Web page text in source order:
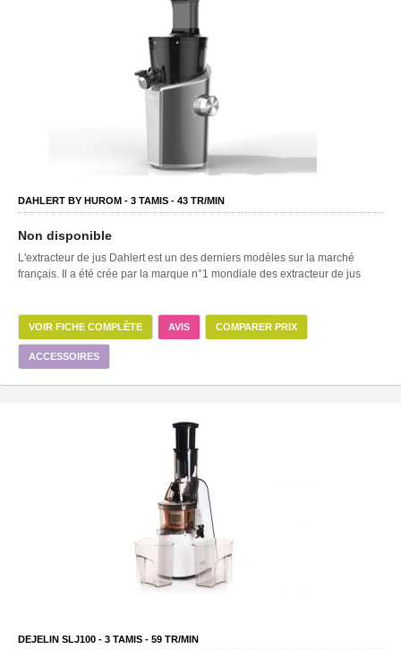
DAHLERT BY HUROM - 3 TAMIS - 43 TR/MIN
Non disponible
L'extracteur de jus Dahlert est un des derniers modèles sur la marché
français. Il a été crée par la marque n°1 mondiale des extracteur de jus
VOIR FICHE COMPLÈTE AVIS COMPARER PRIX
ACCESSOIRES
DEJELIN SLJ100 - 3 TAMIS - 59 TR/MIN